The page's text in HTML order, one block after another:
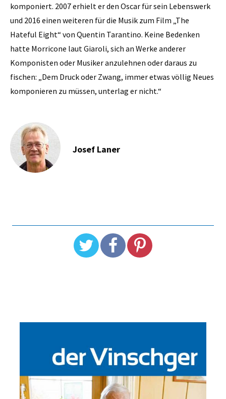
komponiert. 2007 erhielt er den Oscar für sein Lebenswerk
und 2016 einen weiteren für die Musik zum Film „The
Hateful Eight“ von Quentin Tarantino. Keine Bedenken
hatte Morricone laut Giaroli, sich an Werke anderer
Komponisten oder Musiker anzulehnen oder daraus zu
fischen: „Dem Druck oder Zwang, immer etwas völlig Neues
komponieren zu müssen, unterlag er nicht.“
Josef Laner